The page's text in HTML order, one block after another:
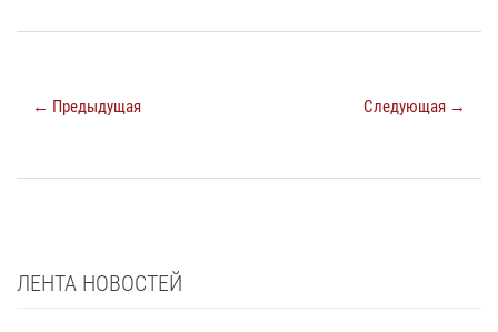
← Предыдущая Следующая →
ЛЕНТА НОВОСТЕЙ